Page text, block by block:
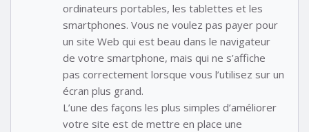
ordinateurs portables, les tablettes et les
smartphones. Vous ne voulez pas payer pour
un site Web qui est beau dans le navigateur
de votre smartphone, mais qui ne s’affiche
pas correctement lorsque vous l’utilisez sur un
écran plus grand.
L’une des façons les plus simples d’améliorer
votre site est de mettre en place une